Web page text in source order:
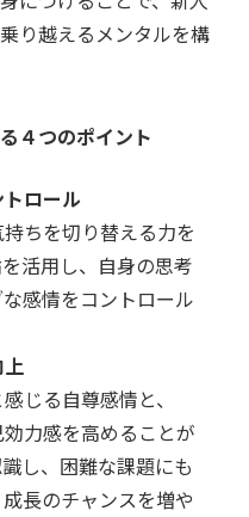
り越えるメンタルを構
４つのポイント
ロール
ちを切り替える力を
活用し、自身の思考
感情をコントロール
じる自尊感情と、
効力感を高めることが
し、困難な課題にも
長のチャンスを増や